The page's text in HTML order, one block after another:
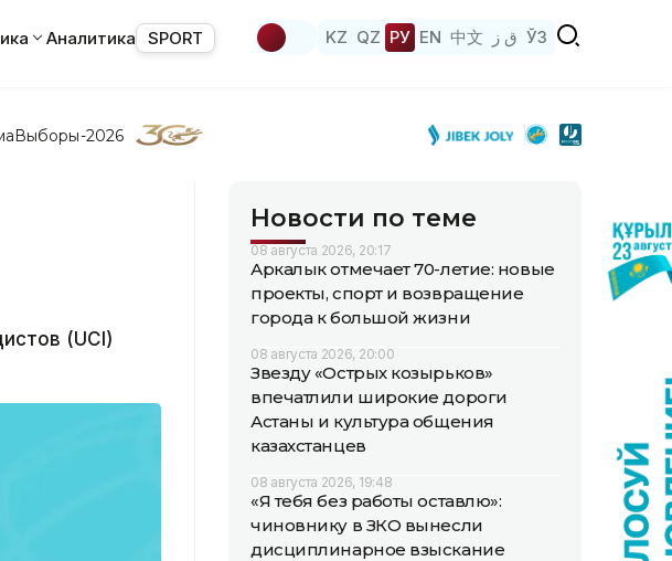
Аналитика SPORT KZ QZ РУ EN 中文 ق ز ЎЗ
Выборы-2026
(UCI)
Новости по теме
08 августа 2026, 20:17
Аркалык отмечает 70-летие: новые
проекты, спорт и возвращение
города к большой жизни
08 августа 2026, 20:00
Звезду «Острых козырьков»
впечатлили широкие дороги
Астаны и культура общения
казахстанцев
08 августа 2026, 19:48
«Я тебя без работы оставлю»:
чиновнику в ЗКО вынесли
дисциплинарное взыскание